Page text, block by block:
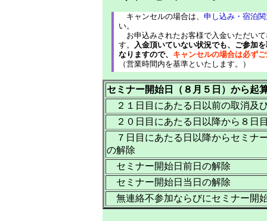
キャンセルの場合は、 申し込み・宿泊
い。
お申込みされたお客様で入金いただい
す。
入金頂いていない状況でも、ご参加
なりますので、 キャンセルの場合は必ず
（営業時間内を基準といたします。）
セミナー開始日（８月５日）から起
２１日目にあたる日以前の取消及
２０日目にあたる日以降から８日
７日目にあたる日以降からセミナ
の解除
セミナー開始日前日の解除
セミナー開始日当日の解除
無連絡不参加ならびにセミナー開